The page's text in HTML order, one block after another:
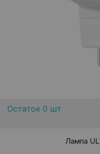
Остаток 0 шт
Лампа